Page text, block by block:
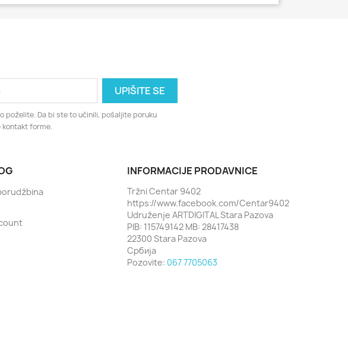
poželite. Da bi ste to učinili, pošaljite poruku
kontakt forme.
INFORMACIJE PRODAVNICE
Tržni Centar 9402
https://www.facebook.com/Centar9402
Udruženje ARTDIGITAL Stara Pazova
PIB: 115749142 MB: 28417438
22300 Stara Pazova
Србија
Pozovite: 067 7705063